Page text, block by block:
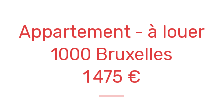
Appartement - à louer
1000 Bruxelles
1 475 €